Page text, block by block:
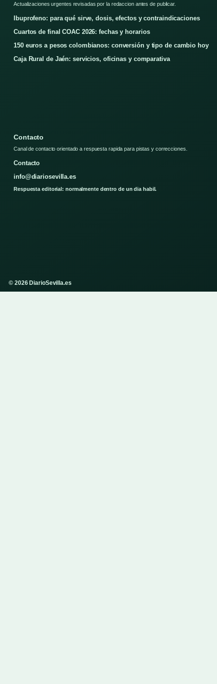
Actualizaciones urgentes revisadas por la redaccion antes de publicar.
Ibuprofeno: para qué sirve, dosis, efectos y contraindicaciones
Cuartos de final COAC 2026: fechas y horarios
150 euros a pesos colombianos: conversión y tipo de cambio hoy
Caja Rural de Jaén: servicios, oficinas y comparativa
Contacto
Canal de contacto orientado a respuesta rapida para pistas y correcciones.
Contacto
info@diariosevilla.es
Respuesta editorial: normalmente dentro de un dia habil.
© 2026 DiarioSevilla.es